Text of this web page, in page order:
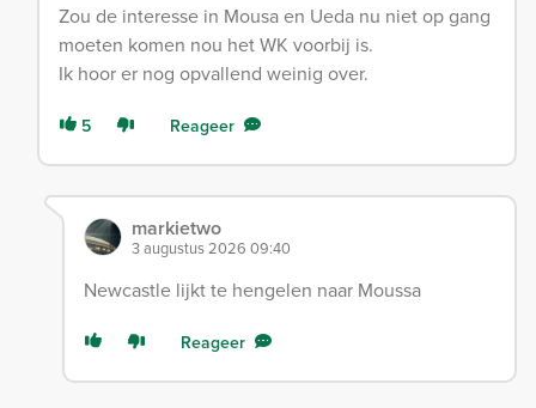
Zou de interesse in Mousa en Ueda nu niet op gang
moeten komen nou het WK voorbij is.
Ik hoor er nog opvallend weinig over.
5 Reageer
markietwo
3 augustus 2026 09:40
Newcastle lijkt te hengelen naar Moussa
Reageer